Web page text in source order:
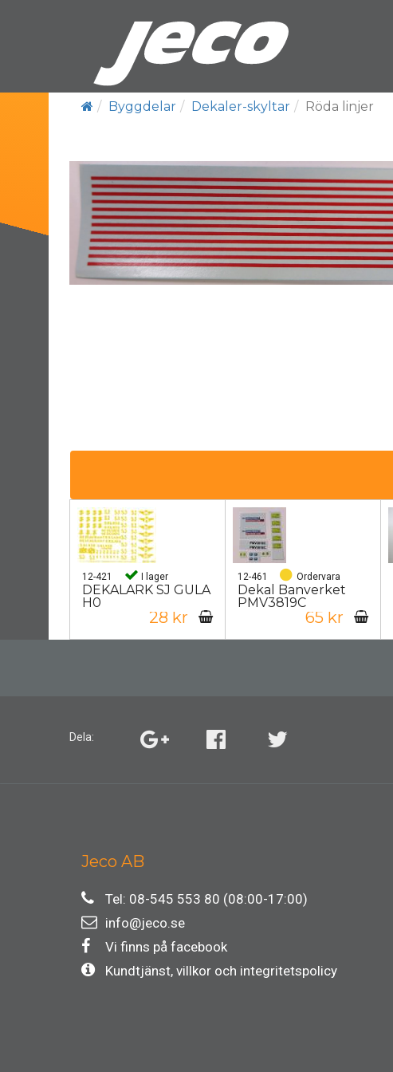
Byggdelar Dekaler-skyltar Röda linjer
12-421 I lager
DEKALARK SJ GULA
H0
28 kr
12-461 Ordervara
Dekal Banverket
PMV3819C
65 kr
Dela:
Jeco AB
Tel: 08-545 553 80 (08:00-17:00)
info@jeco.se
Vi finns på facebook
Kundtjänst, villkor och integritetspolicy